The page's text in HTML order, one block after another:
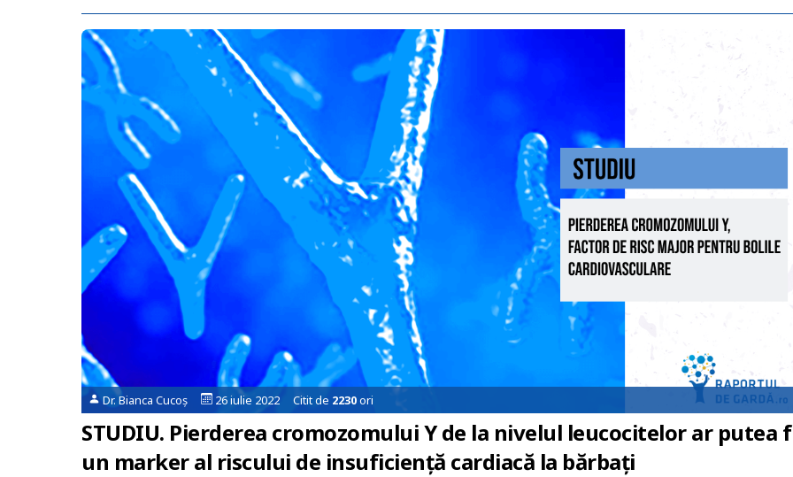
Dr. Bianca Cucoș 26 iulie 2022 Citit de 2230ori
STUDIU. Pierderea cromozomului Y de la nivelul leucocitelor ar putea
un marker al riscului de insuficiență cardiacă la bărbați